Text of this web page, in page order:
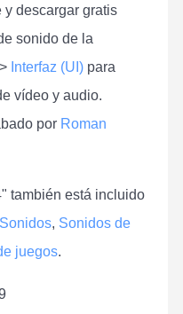
descargar gratis
sonido de la
> Interfaz (UI) para
vídeo y audio.
por Roman
también está incluido
, Sonidos de
juegos.